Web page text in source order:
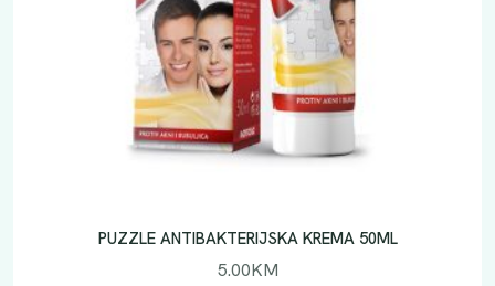
PUZZLE ANTIBAKTERIJSKA KREMA 50ML
5.00KM